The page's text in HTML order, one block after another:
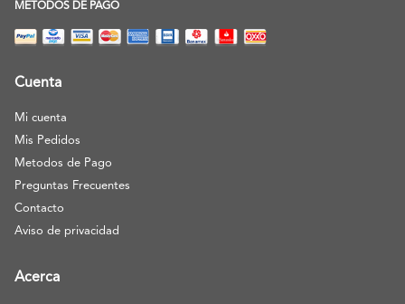
METODOS DE PAGO
Cuenta
Mi cuenta
Mis Pedidos
Metodos de Pago
Preguntas Frecuentes
Contacto
Aviso de privacidad
Acerca